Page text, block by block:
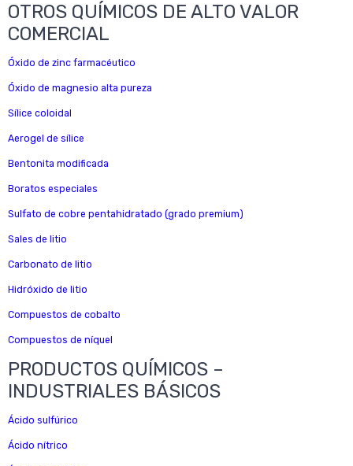
OTROS QUÍMICOS DE ALTO VALOR
COMERCIAL
Óxido de zinc farmacéutico
Óxido de magnesio alta pureza
Sílice coloidal
Aerogel de sílice
Bentonita modificada
Boratos especiales
Sulfato de cobre pentahidratado (grado premium)
Sales de litio
Carbonato de litio
Hidróxido de litio
Compuestos de cobalto
Compuestos de níquel
PRODUCTOS QUÍMICOS –
INDUSTRIALES BÁSICOS
Ácido sulfúrico
Ácido nítrico